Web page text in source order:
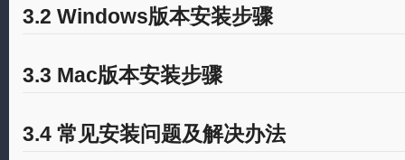
3.2 Windows版本安装步骤
3.3 Mac版本安装步骤
3.4 常见安装问题及解决办法